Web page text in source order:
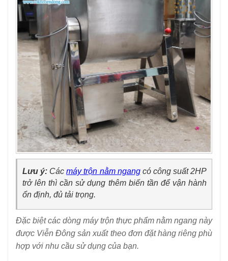
Lưu ý: Cácmáy trộn nằm ngangcó công suất 2HP
trở lên thì cần sử dụng thêm biến tần để vận hành
ổn định, đủ tải trọng.
Đặc biệt các dòng máy trộn thực phẩm nằm ngang này
được Viễn Đông sản xuất theo đơn đặt hàng riêng phù
hợp với nhu cầu sử dụng của bạn.